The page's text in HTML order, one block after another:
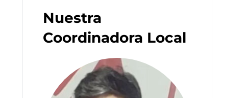
Nuestra
Coordinadora Local